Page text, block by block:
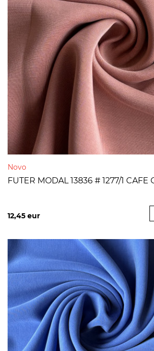
Novo
FUTER MODAL 13836 # 1277/1 CAFE
12,45 eur